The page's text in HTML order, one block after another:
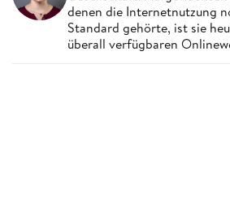
denen die Internetnutzung
Standard gehörte, ist sie
überall verfügbaren